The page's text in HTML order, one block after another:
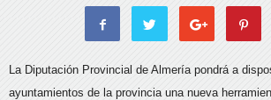
La Diputación Provincial de Almería pondrá a
ayuntamientos de la provincia una nueva